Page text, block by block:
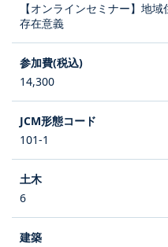
【オンラインセミナー】地
存在意義
14,300
101-1
6